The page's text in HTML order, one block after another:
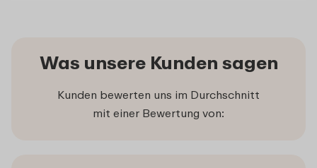
Was unsere Kunden sagen
Kunden bewerten uns im Durchschnitt
mit einer Bewertung von: